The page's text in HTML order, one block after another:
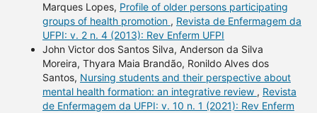
Marques Lopes, Profile of older persons participating
groups of health promotion , Revista de Enfermagem da
UFPI: v. 2 n. 4 (2013): Rev Enferm UFPI
John Victor dos Santos Silva, Anderson da Silva
Moreira, Thyara Maia Brandão, Ronildo Alves dos
Santos, Nursing students and their perspective about
mental health formation: an integrative review , Revista
de Enfermagem da UFPI: v. 10 n. 1 (2021): Rev Enferm